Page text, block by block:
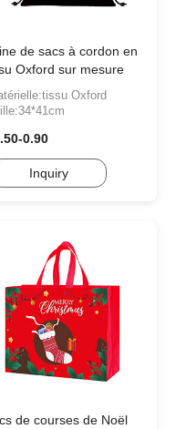
de sacs à cordon en
Oxford sur mesure
Oxford
0.90
Inquiry
de courses de Noël